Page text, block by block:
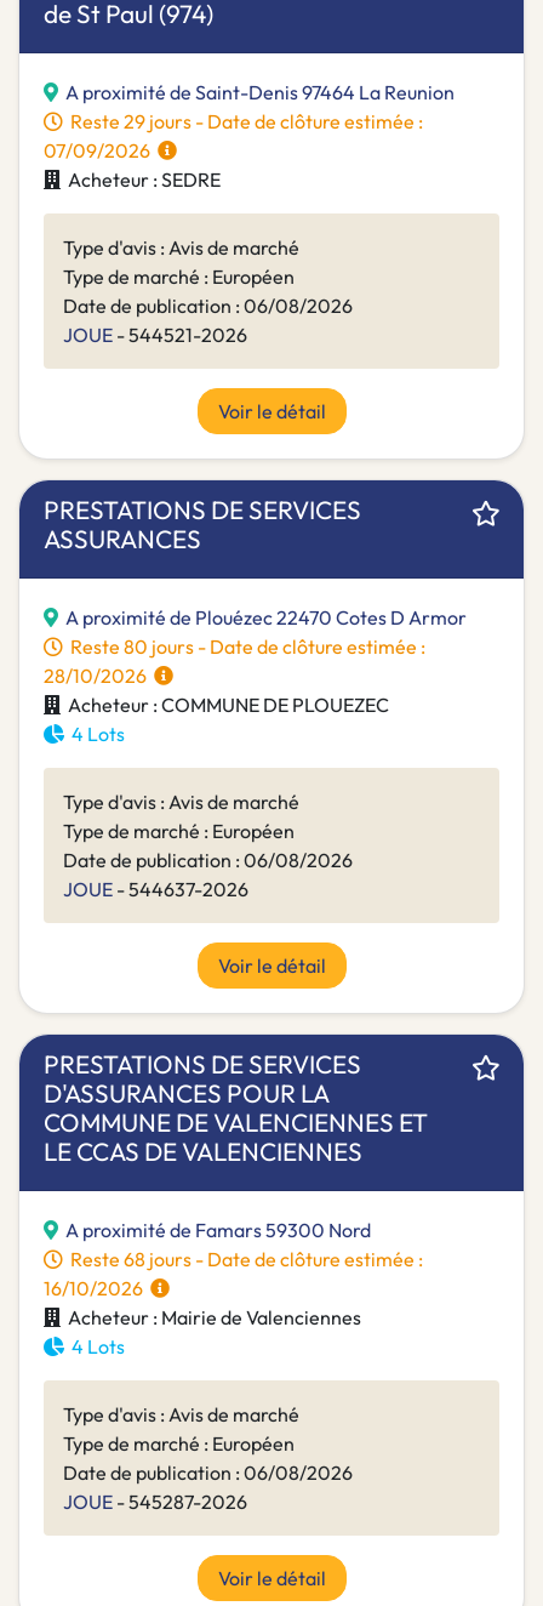
de St Paul (974)
A proximité de Saint-Denis 97464 La Reunion
Reste 29 jours - Date de clôture estimée :
07/09/2026
Acheteur : SEDRE
Type d'avis : Avis de marché
Type de marché : Européen
Date de publication : 06/08/2026
JOUE - 544521-2026
Voir le détail
PRESTATIONS DE SERVICES
ASSURANCES
A proximité de Plouézec 22470 Cotes D Armor
Reste 80 jours - Date de clôture estimée :
28/10/2026
Acheteur : COMMUNE DE PLOUEZEC
4 Lots
Type d'avis : Avis de marché
Type de marché : Européen
Date de publication : 06/08/2026
JOUE - 544637-2026
Voir le détail
PRESTATIONS DE SERVICES
D'ASSURANCES POUR LA
COMMUNE DE VALENCIENNES ET
LE CCAS DE VALENCIENNES
A proximité de Famars 59300 Nord
Reste 68 jours - Date de clôture estimée :
16/10/2026
Acheteur : Mairie de Valenciennes
4 Lots
Type d'avis : Avis de marché
Type de marché : Européen
Date de publication : 06/08/2026
JOUE - 545287-2026
Voir le détail